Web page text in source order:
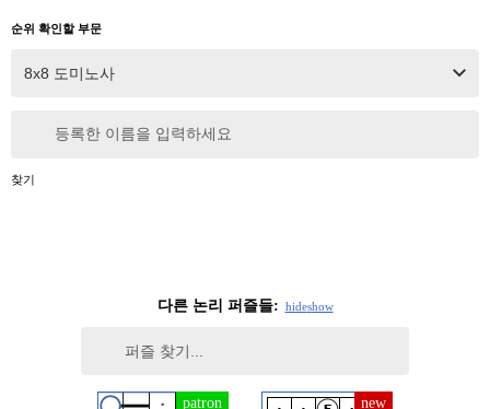
순위 확인할 부문
등록한 이름을 입력하세요
찾기
다른 논리 퍼즐들: hideshow